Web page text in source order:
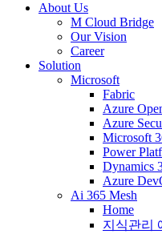
About Us
M Cloud Bridge
Our Vision
Career
Solution
Microsoft
Fabric
Azure
Azure
Microsoft
Power
Dynamics
Azure
Ai 365 Mesh
Home
지식관리